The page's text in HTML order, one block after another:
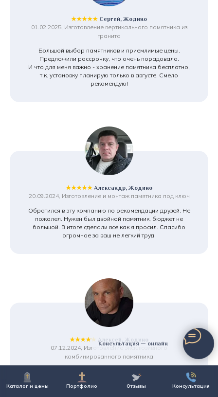
Каталог и цены Портфолио Отзывы Консультация
Консультация — онлайн
★★★★★ Сергей, Жодино
01.02.2025, Изготовление вертикального памятника из
гранита
Большой выбор памятников и приемлимые цены.
Предложили рассрочку, что очень порадовало.
И что для меня важно - хранение памятника бесплатно,
т.к. установку планирую только в августе. Смело
рекомендую!
★★★★★ Александр, Жодино
20.09.2024, Изготовление и монтаж памятника под ключ
Обратился в эту компанию по рекомендации друзей. Не
пожалел. Нужен был двойной памятник, бюджет не
большой. В итоге сделали все как я просил. Спасибо
огромное за ваш не легкий труд.
★★★★★ Алексей, Жодино
07.12.2024, Изготовление эксклюзивного
комбинированного памятника
В этой компании мы ставим уже второй памятник.
Устраивает и соотношение цена/качество, и главное
отношение к делу ее сотрудников. У монтажников просто